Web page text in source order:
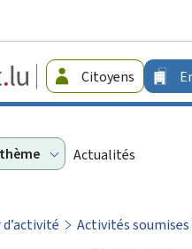
Guichet.lu
-
Citoyens
Actualités
Activités